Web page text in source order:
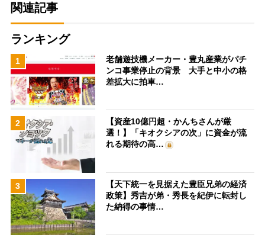
関連記事
ランキング
1
老舗遊技機メーカー・豊丸産業がパチ
ンコ事業停止の背景 大手と中小の格
差拡大に拍車…
2
【資産10億円超・かんちさんが厳
選！】「キオクシアの次」に資金が流
れる期待の高…
3
【天下統一を見据えた豊臣兄弟の経済
政策】秀吉が弟・秀長を紀伊に転封し
た納得の事情…